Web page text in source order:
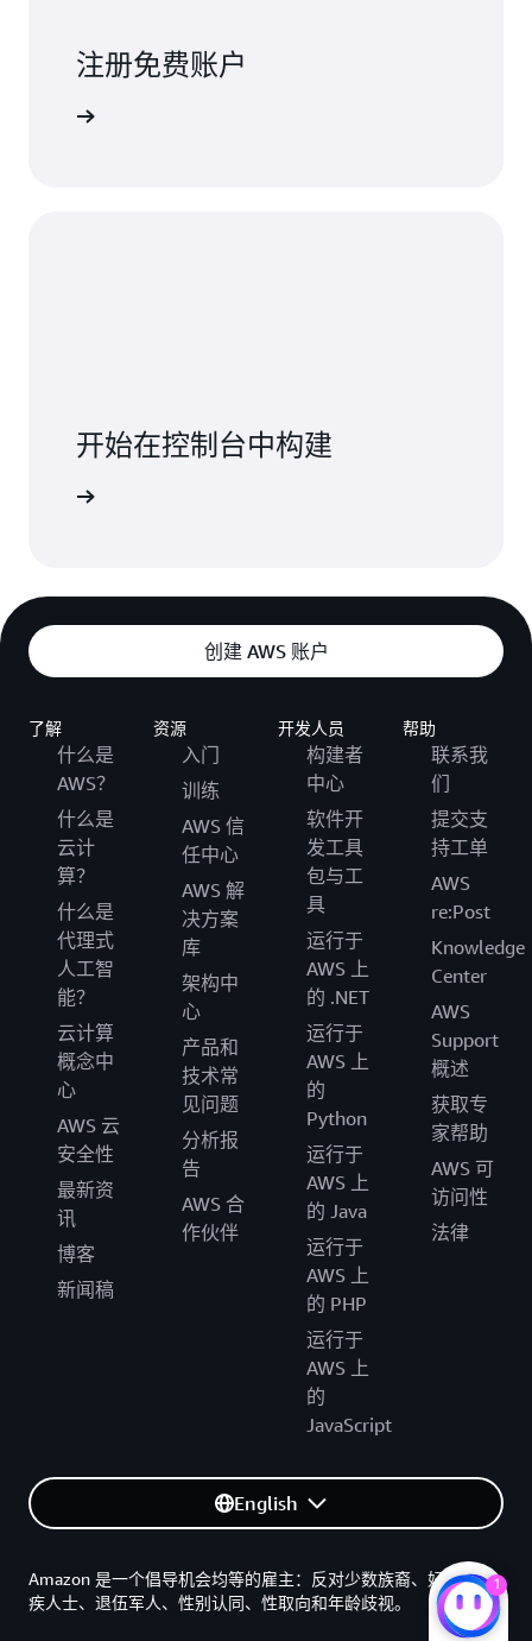
注册免费账户
开始在控制台中构建
创建 AWS 账户
了解
什么是
AWS？
什么是
云计
算？
什么是
代理式
人工智
能？
云计算
概念中
心
AWS 云
安全性
最新资
讯
博客
新闻稿
资源
入门
训练
AWS 信
任中心
AWS 解
决方案
库
架构中
心
产品和
技术常
见问题
分析报
告
AWS 合
作伙伴
开发人员
构建者
中心
软件开
发工具
包与工
具
运行于
AWS 上
的 .NET
运行于
AWS 上
的
Python
运行于
AWS 上
的 Java
运行于
AWS 上
的 PHP
运行于
AWS 上
的
JavaScript
帮助
联系我
们
提交支
持工单
AWS
re:Post
Knowledge
Center
AWS
Support
概述
获取专
家帮助
AWS 可
访问性
法律
English
Amazon 是一个倡导机会均等的雇主：反对少数族裔、妇女、残
疾人士、退伍军人、性别认同、性取向和年龄歧视。
1